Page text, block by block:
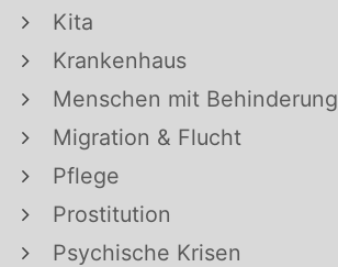
Kita
Krankenhaus
Menschen mit Behinderung
Migration & Flucht
Pflege
Prostitution
Psychische Krisen